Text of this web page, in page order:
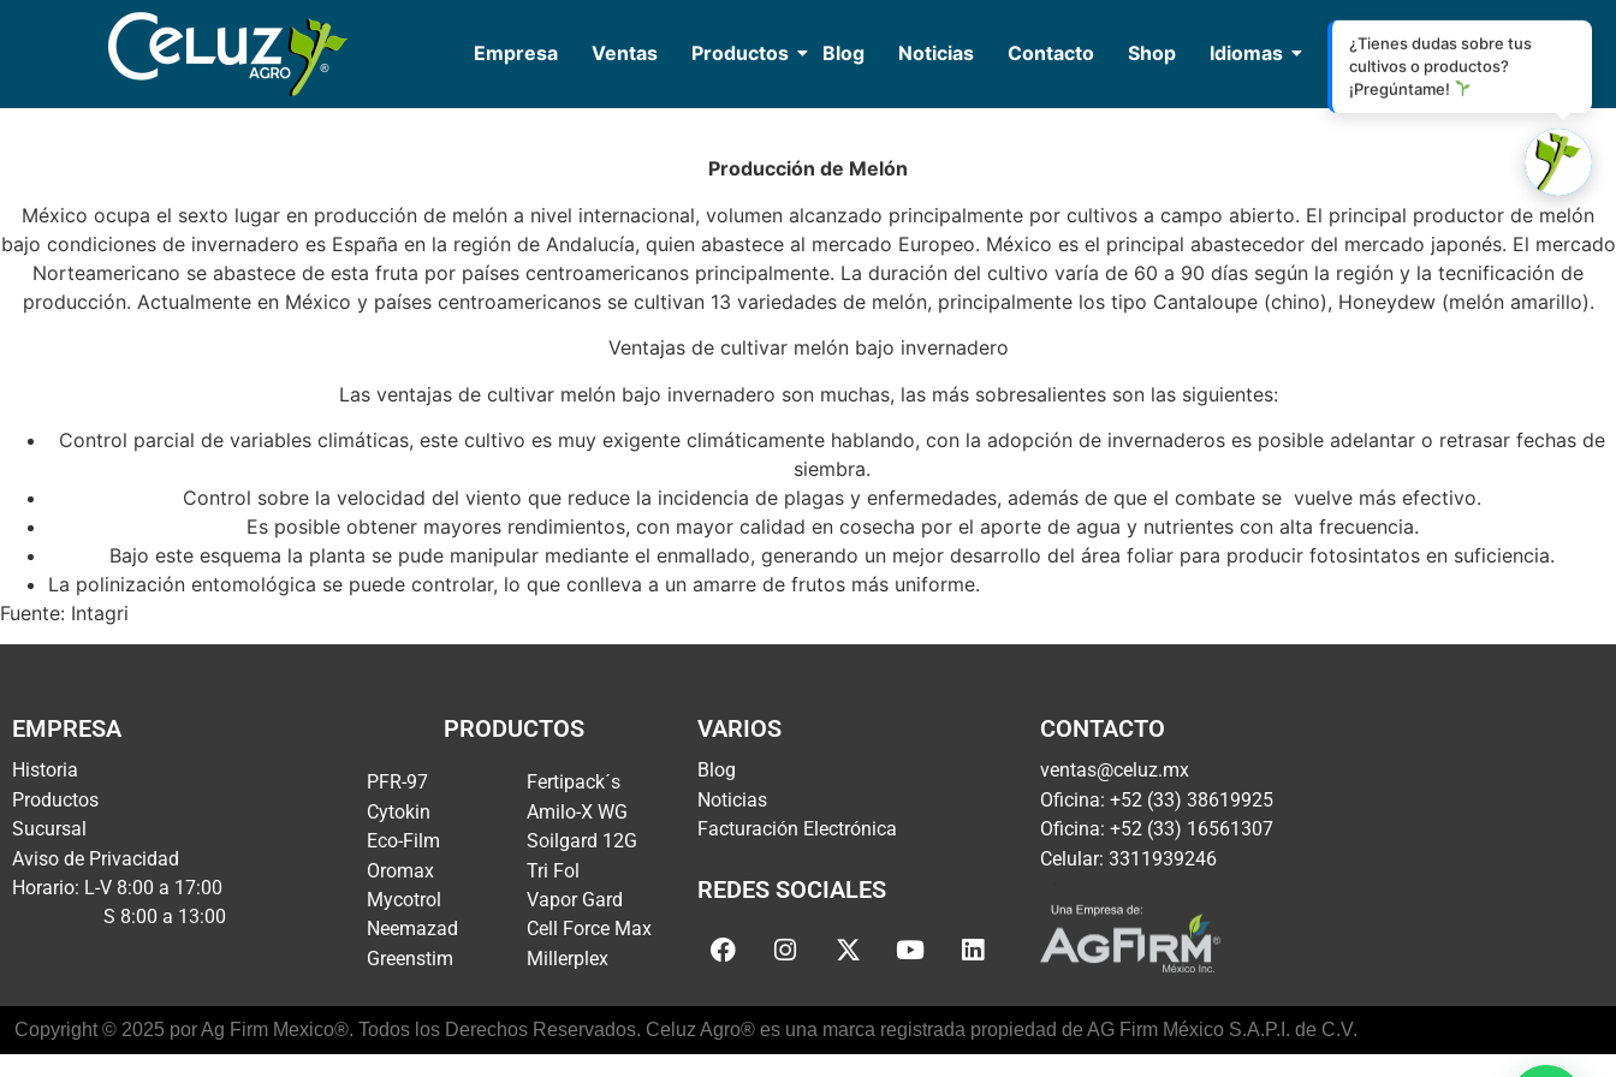
¿Tienes dudas sobre tus
cultivos o productos?
¡Pregúntame!
Empresa Ventas Productos Blog Noticias Contacto Shop Idiomas
Producción de Melón
México ocupa el sexto lugar en producción de melón a nivel internacional, volumen alcanzado principalmente por cultivos a campo abierto. El principal productor de melón
bajo condiciones de invernadero es España en la región de Andalucía, quien abastece al mercado Europeo. México es el principal abastecedor del mercado japonés. El mercado
Norteamericano se abastece de esta fruta por países centroamericanos principalmente. La duración del cultivo varía de 60 a 90 días según la región y la tecnificación de
producción. Actualmente en México y países centroamericanos se cultivan 13 variedades de melón, principalmente los tipo Cantaloupe (chino), Honeydew (melón amarillo).
Ventajas de cultivar melón bajo invernadero
Las ventajas de cultivar melón bajo invernadero son muchas, las más sobresalientes son las siguientes:
Control parcial de variables climáticas, este cultivo es muy exigente climáticamente hablando, con la adopción de invernaderos es posible adelantar o retrasar fechas de
siembra.
Control sobre la velocidad del viento que reduce la incidencia de plagas y enfermedades, además de que el combate se vuelve más efectivo.
Es posible obtener mayores rendimientos, con mayor calidad en cosecha por el aporte de agua y nutrientes con alta frecuencia.
Bajo este esquema la planta se pude manipular mediante el enmallado, generando un mejor desarrollo del área foliar para producir fotosintatos en suficiencia.
La polinización entomológica se puede controlar, lo que conlleva a un amarre de frutos más uniforme.
Fuente: Intagri
EMPRESA
Historia
Productos
Sucursal
Aviso de Privacidad
Horario: L-V 8:00 a 17:00
S 8:00 a 13:00
PRODUCTOS
PFR-97
Cytokin
Eco-Film
Oromax
Mycotrol
Neemazad
Greenstim
Fertipack´s
Amilo-X WG
Soilgard 12G
Tri Fol
Vapor Gard
Cell Force Max
Millerplex
VARIOS
Blog
Noticias
Facturación Electrónica
REDES SOCIALES
CONTACTO
ventas@celuz.mx
Oficina: +52 (33) 38619925
Oficina: +52 (33) 16561307
Celular: 3311939246
Copyright © 2025 por Ag Firm Mexico®. Todos los Derechos Reservados. Celuz Agro® es una marca registrada propiedad de AG Firm México S.A.P.I. de C.V.